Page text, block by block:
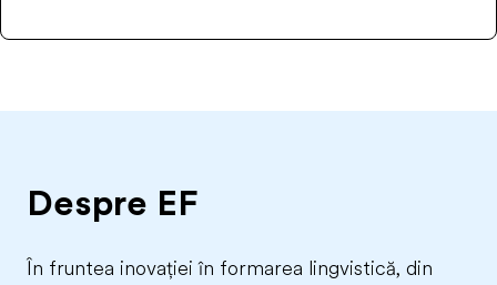
Despre EF
În fruntea inovației în formarea lingvistică, din